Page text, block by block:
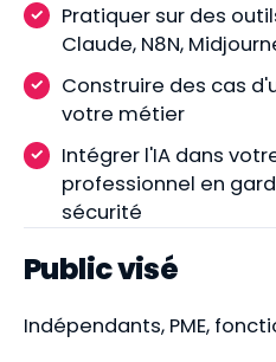
Pratiquer sur des
Claude, N8N,
Construire des cas
votre métier
Intégrer l'IA dans
professionnel en
sécurité
Public visé
Indépendants, PME,